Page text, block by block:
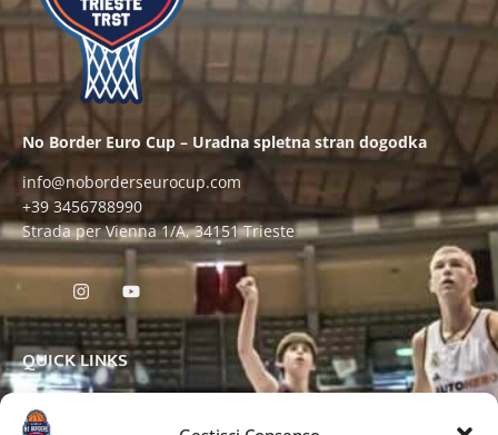
No Border Euro Cup – Uradna spletna stran dogodka
info@noborderseurocup.com
+39 3456788990
Strada per Vienna 1/A, 34151 Trieste
QUICK LINKS